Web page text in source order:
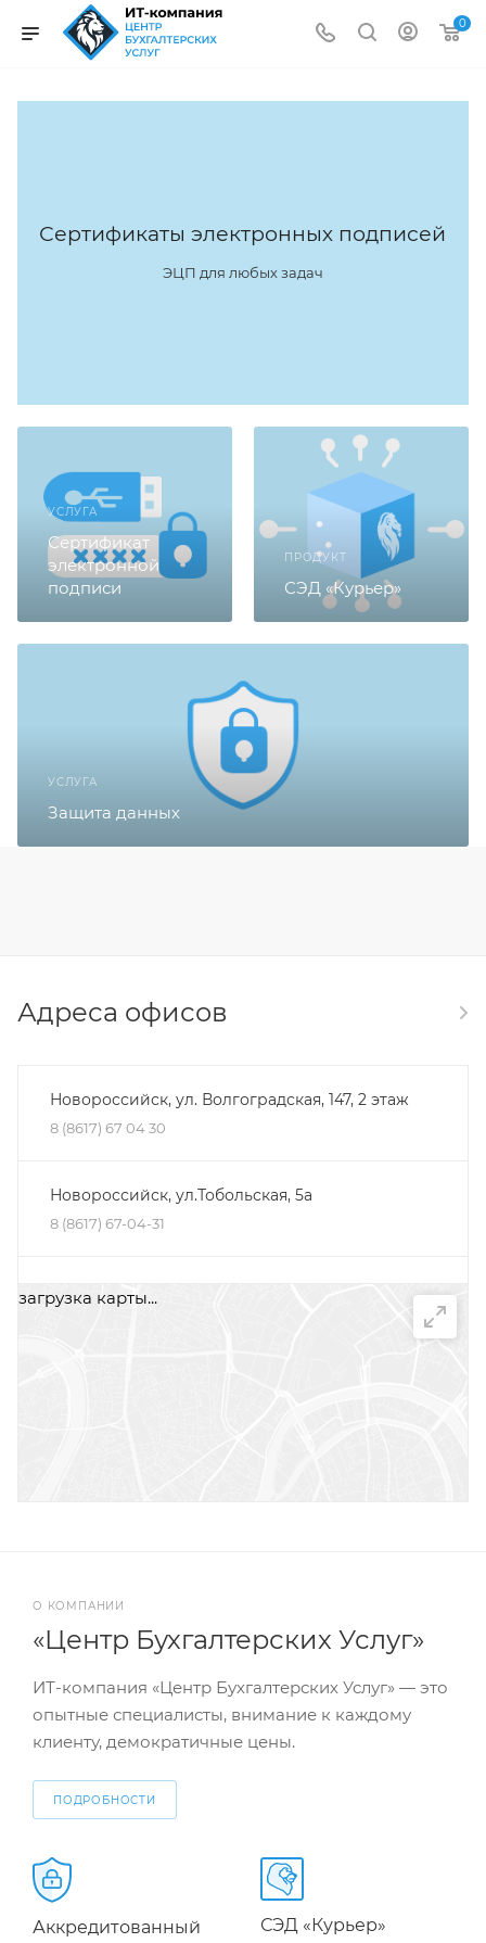
0
Сертификаты электронных подписей
ЭЦП для любых задач
УСЛУГА
Сертификат
электронной
подписи
ПРОДУКТ
СЭД «Курьер»
УСЛУГА
Защита данных
Адреса офисов
Новороссийск, ул. Волгоградская, 147, 2 этаж
8 (8617) 67 04 30
Новороссийск, ул.Тобольская, 5а
8 (8617) 67-04-31
Минеральные Воды, ул. Железноводская, 30Д,
загрузка карты...
ИТ-компания «Центр Бухгалтерских Услуг» — это
опытные специалисты, внимание к каждому
клиенту, демократичные цены.
ПОДРОБНОСТИ
Аккредитованный
СЭД «Курьер»
О КОМПАНИИ
«Центр Бухгалтерских Услуг»